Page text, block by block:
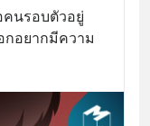
คนรอบตัวอยู่
อยากมีความ